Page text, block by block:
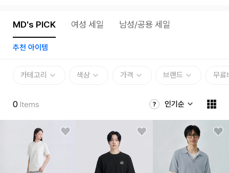
MD's PICK 여성 세일 남성/공용 세일
추천 아이템
카테고리 색상 가격 브랜드 무료
0 Items 인기순